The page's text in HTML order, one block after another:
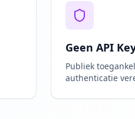
Geen API
Publiek
authenticatie